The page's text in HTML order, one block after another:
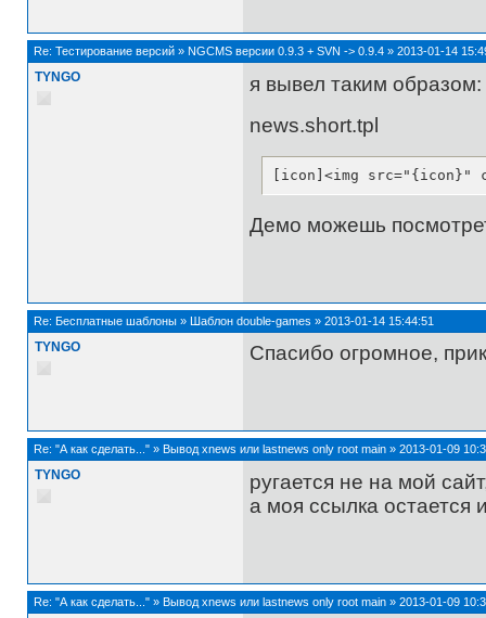
Re: Тестирование версий » NGCMS версии 0.9.3 + SVN -> 0.9.4 » 2013-01-14
TYNGO
я вывел таким
news.short.tpl
[icon]<img
Демо можешь
Re: Бесплатные шаблоны » Шаблон double-games » 2013-01-14 15:44:51
TYNGO Спасибо огромное,
Re: "А как сделать..." » Вывод xnews или lastnews only root main » 2013-01-09
TYNGO
ругается не на мой
а моя ссылка остается
Re: "А как сделать..." » Вывод xnews или lastnews only root main » 2013-01-09